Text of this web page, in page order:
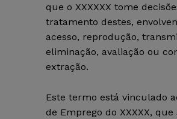
que o XXXXXX tome
tratamento destes,
acesso, reprodução,
eliminação, avaliação ou
extração.
Este termo está vinculado
de Emprego do XXXXX,